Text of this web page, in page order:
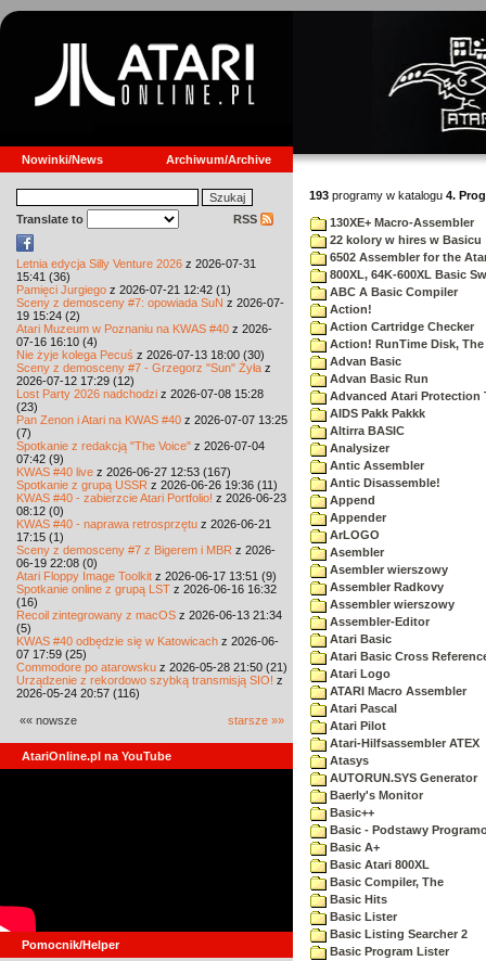
Nowinki/News Archiwum/Archive
Translate to RSS
Letnia edycja Silly Venture 2026 z 2026-07-31
15:41 (36)
Pamięci Jurgiego z 2026-07-21 12:42 (1)
Sceny z demosceny #7: opowiada SuN z 2026-07-
19 15:24 (2)
Atari Muzeum w Poznaniu na KWAS #40 z 2026-
07-16 16:10 (4)
Nie żyje kolega Pecuś z 2026-07-13 18:00 (30)
Sceny z demosceny #7 - Grzegorz "Sun" Żyła z
2026-07-12 17:29 (12)
Lost Party 2026 nadchodzi z 2026-07-08 15:28
(23)
Pan Zenon i Atari na KWAS #40 z 2026-07-07 13:25
(7)
Spotkanie z redakcją "The Voice" z 2026-07-04
07:42 (9)
KWAS #40 live z 2026-06-27 12:53 (167)
Spotkanie z grupą USSR z 2026-06-26 19:36 (11)
KWAS #40 - zabierzcie Atari Portfolio! z 2026-06-23
08:12 (0)
KWAS #40 - naprawa retrosprzętu z 2026-06-21
17:15 (1)
Sceny z demosceny #7 z Bigerem i MBR z 2026-
06-19 22:08 (0)
Atari Floppy Image Toolkit z 2026-06-17 13:51 (9)
Spotkanie online z grupą LST z 2026-06-16 16:32
(16)
Recoil zintegrowany z macOS z 2026-06-13 21:34
(5)
KWAS #40 odbędzie się w Katowicach z 2026-06-
07 17:59 (25)
Commodore po atarowsku z 2026-05-28 21:50 (21)
Urządzenie z rekordowo szybką transmisją SIO! z
2026-05-24 20:57 (116)
«« nowsze starsze »»
AtariOnline.pl na YouTube
Pomocnik/Helper
193 programy w katalogu 4.
130XE+ Macro-Assembler
22 kolory w hires w Basicu
6502 Assembler for the
800XL, 64K-600XL Basic
ABC A Basic Compiler
Action!
Action Cartridge Checker
Action! RunTime Disk, The
Advan Basic
Advan Basic Run
Advanced Atari Protection
AIDS Pakk Pakkk
Altirra BASIC
Analysizer
Antic Assembler
Antic Disassemble!
Append
Appender
ArLOGO
Asembler
Asembler wierszowy
Assembler Radkovy
Assembler wierszowy
Assembler-Editor
Atari Basic
Atari Basic Cross
Atari Logo
ATARI Macro Assembler
Atari Pascal
Atari Pilot
Atari-Hilfsassembler ATEX
Atasys
AUTORUN.SYS Generator
Baerly's Monitor
Basic++
Basic - Podstawy
Basic A+
Basic Atari 800XL
Basic Compiler, The
Basic Hits
Basic Lister
Basic Listing Searcher 2
Basic Program Lister